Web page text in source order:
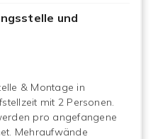
und
& Montage in
mit 2 Personen.
pro angefangene
Mehraufwände